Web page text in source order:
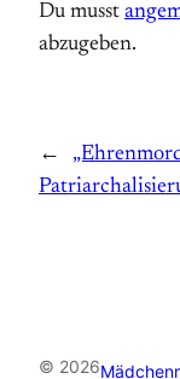
Du musst
abzugeben.
←
© 2026